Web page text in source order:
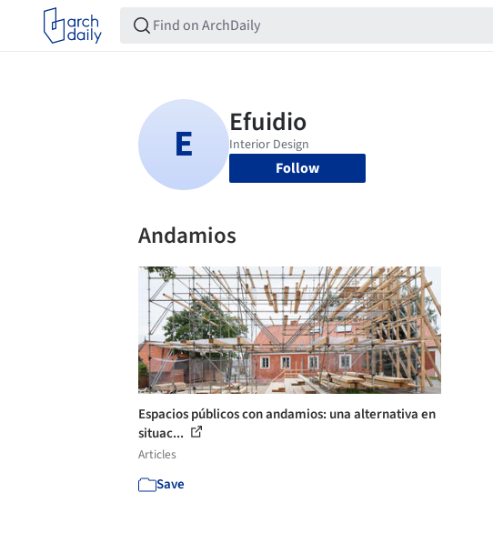
Follow
Andamios
Espacios públicos con andamios: una alternativa en
situac...
Articles
Save